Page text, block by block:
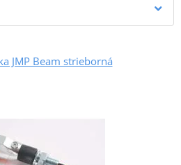
JMP Beam strieborná